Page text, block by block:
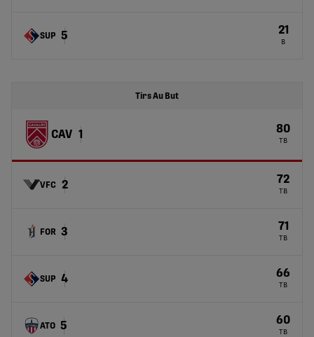
5
SUP 21
B
Tirs Au But
1
CAV 80
TB
2
VFC 72
TB
3
FOR 71
TB
4
SUP 66
TB
5
ATO 60
TB